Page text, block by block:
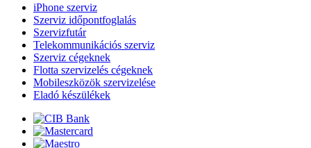
iPhone szerviz
Szerviz időpontfoglalás
Szervizfutár
Telekommunikációs szerviz
Szerviz cégeknek
Flotta szervizelés cégeknek
Mobileszközök szervizelése
Eladó készülékek